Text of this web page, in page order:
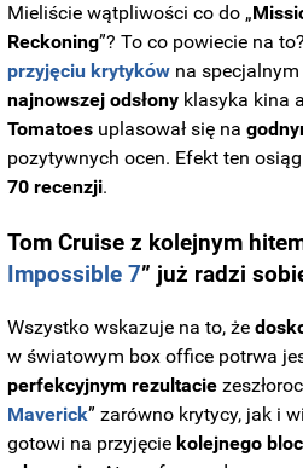
Mieliście wątpliwości co do „
Reckoning”? To co powiecie na
przyjęciu krytyków na
najnowszej odsłony klasyka kina
Tomatoes uplasował się na
pozytywnych ocen. Efekt ten
70 recenzji.
Tom Cruise z kolejnym
Impossible 7” już radzi
Wszystko wskazuje na to, że
w światowym box office potrwa
perfekcyjnym rezultacie
Maverick” zarówno krytycy, jak i
gotowi na przyjęcie kolejnego